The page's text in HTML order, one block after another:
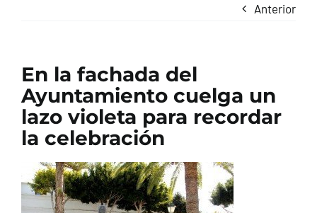
TURISMO
CONTACTO
Anterior
En la fachada del
Ayuntamiento cuelga un
lazo violeta para recordar
la celebración